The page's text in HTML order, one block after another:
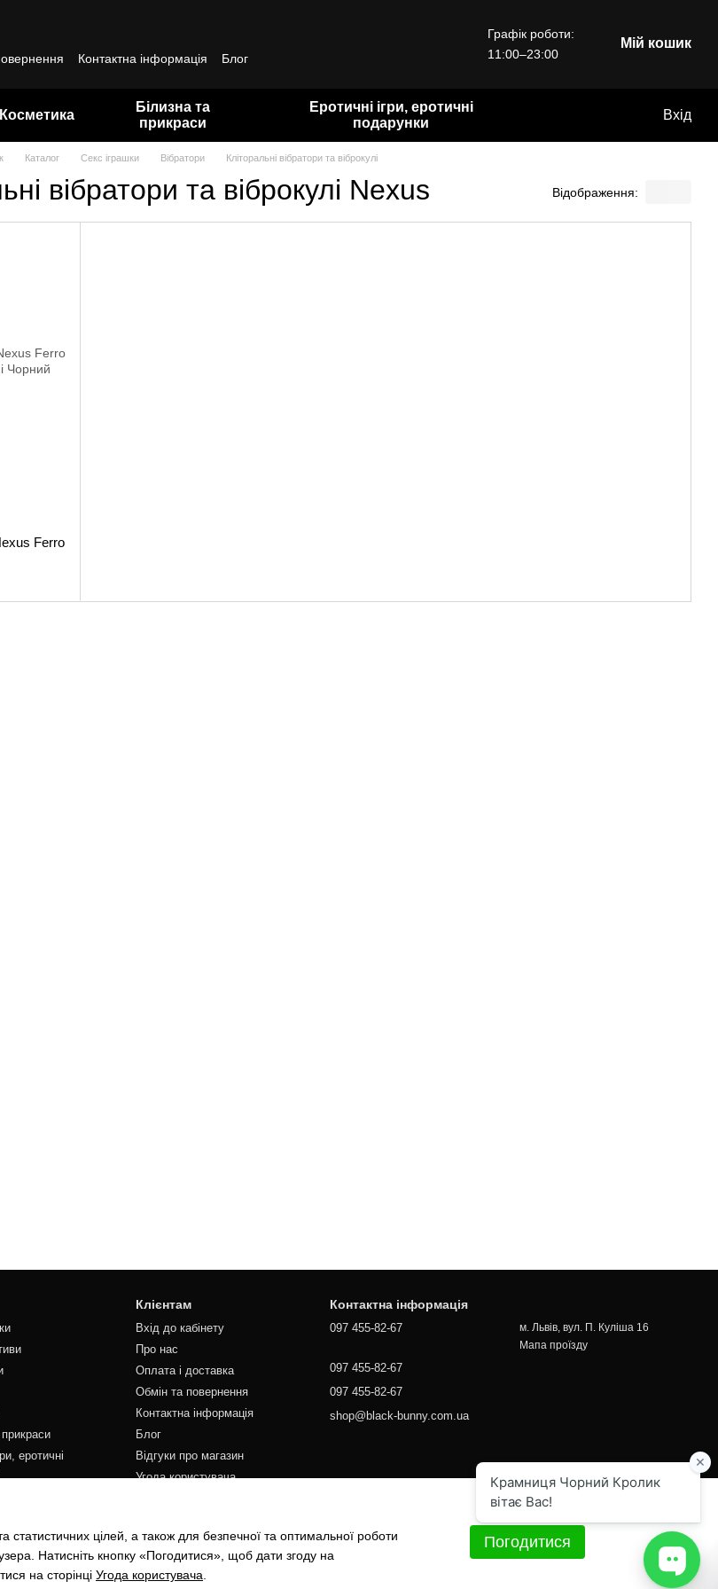
Контактна інформація
Блог
Графік роботи:
11:00–23:00
Мій кошик
Косметика
Білизна та
прикраси
Еротичні ігри, еротичні
подарунки
Вхід
Каталог Секс іграшки Вібратори Кліторальні вібратори та віброкулі
вібратори та віброкулі Nexus Відображення:
Ferro
еротичні
Клієнтам
Вхід до кабінету
Про нас
Оплата і доставка
Обмін та повернення
Контактна інформація
Блог
Відгуки про магазин
Угода користувача
Контактна інформація
097 455-82-67
097 455-82-67
097 455-82-67
shop@black-bunny.com.ua
м. Львів, вул. П. Куліша 16
Мапа проїзду
цілей, а також для безпечної та оптимальної роботи
Натисніть кнопку «Погодитися», щоб дати згоду на
на сторінці Угода користувача
Погодитися